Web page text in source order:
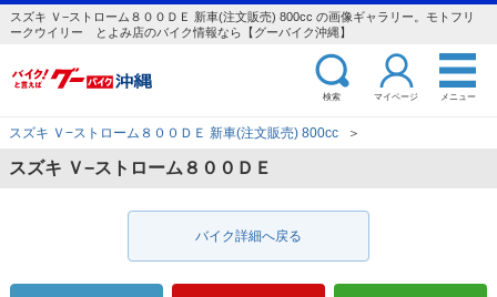
スズキ Ｖ−ストローム８００ＤＥ 新車(注文販売) 800cc の画像ギャラリー。モトフリ
ークウイリー とよみ店のバイク情報なら【グーバイク沖縄】
検索 マイページ メニュー
スズキ Ｖ−ストローム８００ＤＥ 新車(注文販売) 800cc ＞
スズキ Ｖ−ストローム８００ＤＥ
バイク詳細へ戻る